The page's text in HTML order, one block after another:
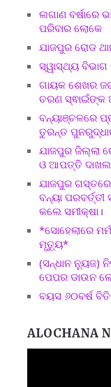
ଲଗାଣ ବର୍ଷାରେ
ପରିବାର ଲୋକେ
ଯାଜପୁର ରୋଡ
ସ୍ୱାସ୍ଥ୍ୟ
ଗାୟକ ଶେଖର
ଚରଣ ସ୍ଵାଇଁଙ୍କ
ବନ୍ୟାଞ୍ଚଳରେ
ତୁରନ୍ତ
ଯାଜପୁର ଜିଲ୍ଲା
ଓ ଆପତ୍ତି ଦାଖଲ
ଯାଜପୁର
ବନ୍ୟା
କଲେ ସମୀକ୍ଷା।
*ସୋହେଲାରେ
ମୃତ୍ୟୁ*
(ସନ୍ଧାନ ନ୍ୟୁଜ)
ପେପର ଡାଉନ
ବୟସ ୬୦ବର୍ଷ
ALOCHANA